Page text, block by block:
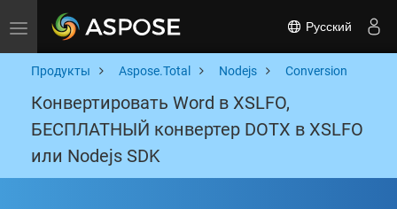
Toggle navigation Русский
Продукты Aspose.Total Nodejs Conversion
Конвертировать Word в XSLFO,
БЕСПЛАТНЫЙ конвертер DOTX в XSLFO
или Nodejs SDK